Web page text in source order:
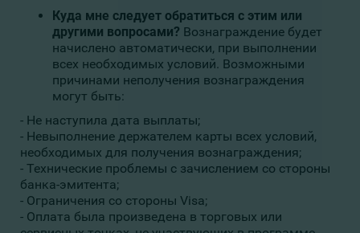
Куда мне следует обратиться с этим или
другими вопросами? Вознаграждение будет
начислено автоматически, при выполнении
всех необходимых условий. Возможными
причинами неполучения вознаграждения
могут быть:
- Не наступила дата выплаты;
- Невыполнение держателем карты всех условий,
необходимых для получения вознаграждения;
- Технические проблемы с зачислением со стороны
банка-эмитента;
- Ограничения со стороны Visa;
- Оплата была произведена в торговых или